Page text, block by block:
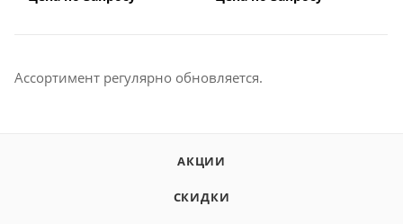
Ассортимент регулярно обновляется.
АКЦИИ
СКИДКИ